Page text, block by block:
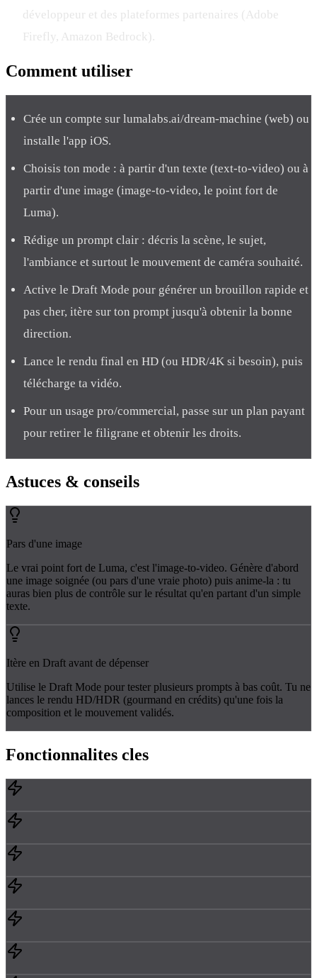
développeur et des plateformes partenaires (Adobe
Firefly, Amazon Bedrock).
Comment utiliser
Crée un compte sur lumalabs.ai/dream-machine (web) ou
installe l'app iOS.
Choisis ton mode : à partir d'un texte (text-to-video) ou à
partir d'une image (image-to-video, le point fort de
Luma).
Rédige un prompt clair : décris la scène, le sujet,
l'ambiance et surtout le mouvement de caméra souhaité.
Active le Draft Mode pour générer un brouillon rapide et
pas cher, itère sur ton prompt jusqu'à obtenir la bonne
direction.
Lance le rendu final en HD (ou HDR/4K si besoin), puis
télécharge ta vidéo.
Pour un usage pro/commercial, passe sur un plan payant
pour retirer le filigrane et obtenir les droits.
Astuces & conseils
Pars d'une image
Le vrai point fort de Luma, c'est l'image-to-video. Génère d'abord
une image soignée (ou pars d'une vraie photo) puis anime-la : tu
auras bien plus de contrôle sur le résultat qu'en partant d'un simple
texte.
Itère en Draft avant de dépenser
Utilise le Draft Mode pour tester plusieurs prompts à bas coût. Tu ne
lances le rendu HD/HDR (gourmand en crédits) qu'une fois la
composition et le mouvement validés.
Fonctionnalites cles